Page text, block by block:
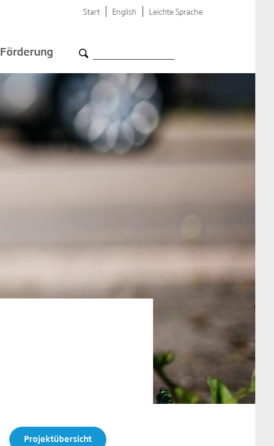
Start Leichte Sprache
English
Förderung
Projektübersicht